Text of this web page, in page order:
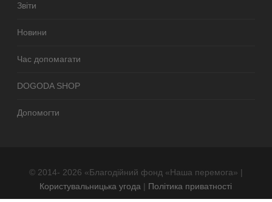
Звіти
Новини
Час допомагати
DOGODA SHOP
Допомогти
© 2014- 2026 «Благодійний фонд «Наша перемога» |
Користувальницька угода | Політика приватності